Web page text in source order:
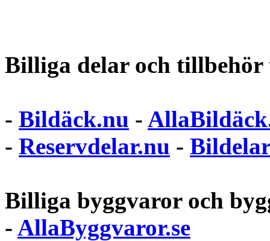
Billiga delar och
- Bildäck.nu -
- Reservdelar.nu - Bildelar
Billiga byggvaror och
- AllaByggvaror.se